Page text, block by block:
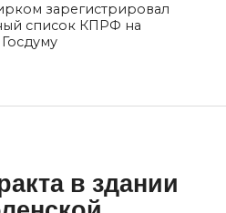
зарегистрировал
список КПРФ на
в здании